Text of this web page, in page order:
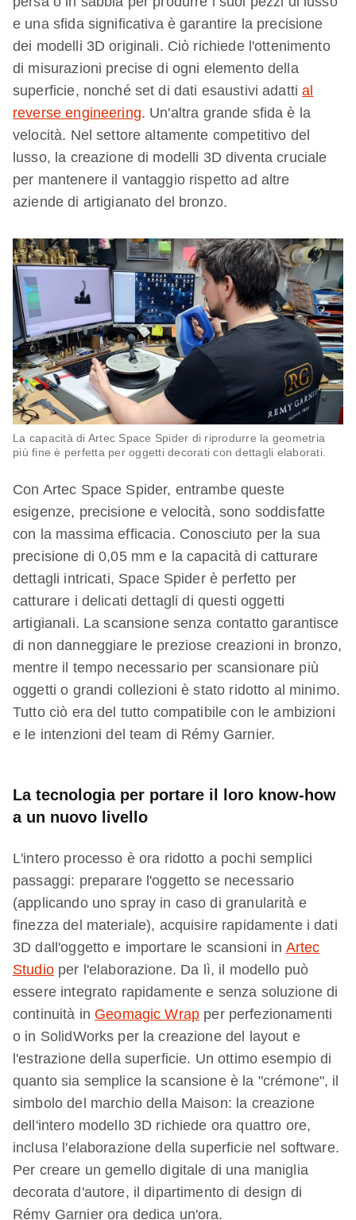
e una sfida significativa è garantire la precisione
dei modelli 3D originali. Ciò richiede l'ottenimento
di misurazioni precise di ogni elemento della
superficie, nonché set di dati esaustivi adattial
reverse engineering. Un'altra grande sfida è la
velocità. Nel settore altamente competitivo del
lusso, la creazione di modelli 3D diventa cruciale
per mantenere il vantaggio rispetto ad altre
aziende di artigianato del bronzo.
La capacità di Artec Space Spider di riprodurre la geometria
più fine è perfetta per oggetti decorati con dettagli elaborati.
Con Artec Space Spider, entrambe queste
esigenze, precisione e velocità, sono soddisfatte
con la massima efficacia. Conosciuto per la sua
precisione di 0,05 mm e la capacità di catturare
dettagli intricati, Space Spider è perfetto per
catturare i delicati dettagli di questi oggetti
artigianali. La scansione senza contatto garantisce
di non danneggiare le preziose creazioni in bronzo,
mentre il tempo necessario per scansionare più
oggetti o grandi collezioni è stato ridotto al minimo.
Tutto ciò era del tutto compatibile con le ambizioni
e le intenzioni del team di Rémy Garnier.
La tecnologia per portare il loro know-how
a un nuovo livello
L'intero processo è ora ridotto a pochi semplici
passaggi: preparare l'oggetto se necessario
(applicando uno spray in caso di granularità e
finezza del materiale), acquisire rapidamente i dati
3D dall'oggetto e importare le scansioni in Artec
Studioper l'elaborazione. Da lì, il modello può
essere integrato rapidamente e senza soluzione di
continuità in Geomagic Wrap per perfezionamenti
o in SolidWorks per la creazione del layout e
l'estrazione della superficie. Un ottimo esempio di
quanto sia semplice la scansione è la "crémone", il
simbolo del marchio della Maison: la creazione
dell'intero modello 3D richiede ora quattro ore,
inclusa l'elaborazione della superficie nel software.
Per creare un gemello digitale di una maniglia
decorata d'autore, il dipartimento di design di
Rémy Garnier ora dedica un'ora.